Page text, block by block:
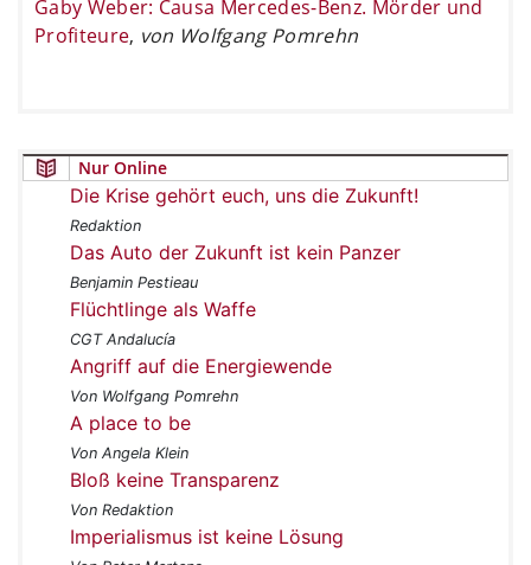
Gaby Weber: Causa Mercedes-Benz. Mörder und
Profiteure, von Wolfgang Pomrehn
Nur Online
Die Krise gehört euch, uns die Zukunft!
Redaktion
Das Auto der Zukunft ist kein Panzer
Benjamin Pestieau
Flüchtlinge als Waffe
CGT Andalucía
Angriff auf die Energiewende
Von Wolfgang Pomrehn
A place to be
Von Angela Klein
Bloß keine Transparenz
Von Redaktion
Imperialismus ist keine Lösung